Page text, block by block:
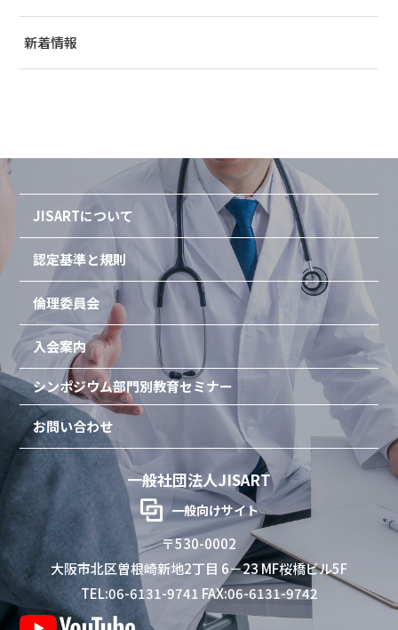
新着情報
JISARTについて
認定基準と規則
倫理委員会
入会案内
シンポジウム部門別教育セミナー
お問い合わせ
一般社団法人JISART
一般向けサイト
〒530-0002
大阪市北区曽根崎新地2丁目 6－23 MF桜橋ビル5F
TEL:06-6131-9741 FAX:06-6131-9742